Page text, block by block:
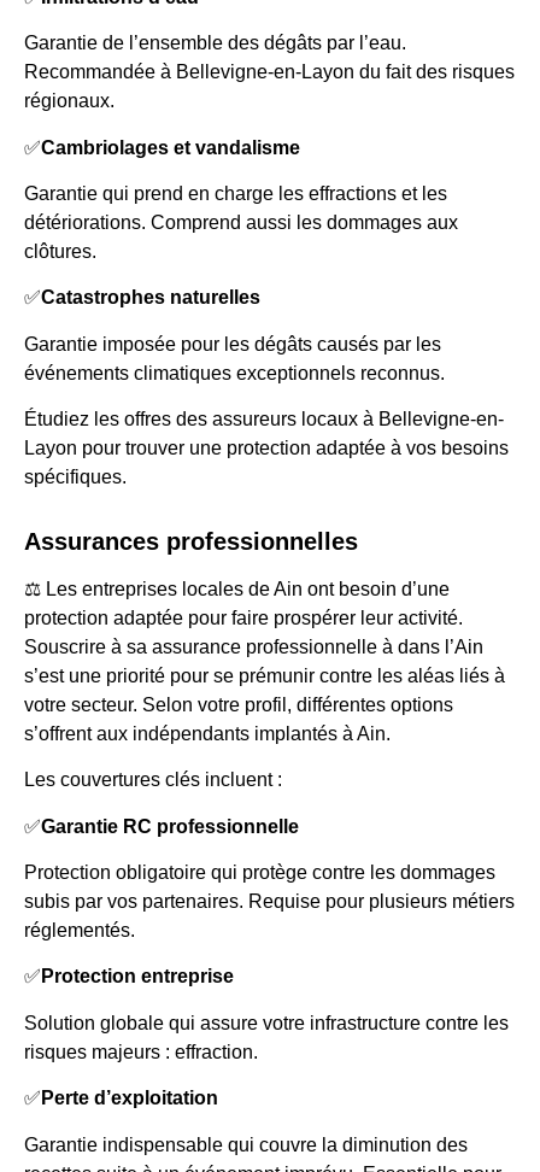
Garantie de l’ensemble des dégâts par l’eau.
Recommandée à Bellevigne-en-Layon du fait des risques
régionaux.
✅Cambriolages et vandalisme
Garantie qui prend en charge les effractions et les
détériorations. Comprend aussi les dommages aux
clôtures.
✅Catastrophes naturelles
Garantie imposée pour les dégâts causés par les
événements climatiques exceptionnels reconnus.
Étudiez les offres des assureurs locaux à Bellevigne-en-
Layon pour trouver une protection adaptée à vos besoins
spécifiques.
Assurances professionnelles
⚖️ Les entreprises locales de Ain ont besoin d’une
protection adaptée pour faire prospérer leur activité.
Souscrire à sa assurance professionnelle à dans l’Ain
s’est une priorité pour se prémunir contre les aléas liés à
votre secteur. Selon votre profil, différentes options
s’offrent aux indépendants implantés à Ain.
Les couvertures clés incluent :
✅Garantie RC professionnelle
Protection obligatoire qui protège contre les dommages
subis par vos partenaires. Requise pour plusieurs métiers
réglementés.
✅ Protection entreprise
Solution globale qui assure votre infrastructure contre les
risques majeurs : effraction.
✅ Perte d’exploitation
Garantie indispensable qui couvre la diminution des